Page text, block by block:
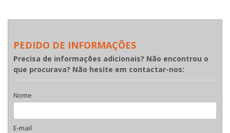
PEDIDO DE INFORMAÇÕES
Precisa de informações adicionais? Não encontrou o
que procurava? Não hesite em contactar-nos:
Nome
E-mail